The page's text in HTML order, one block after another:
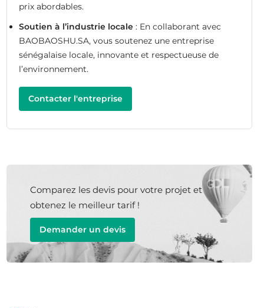
prix abordables.
Soutien à l’industrie locale: En collaborant avec
BAOBAOSHU.SA, vous soutenez une entreprise
sénégalaise locale, innovante et respectueuse de
l’environnement.
Contacter l'entreprise
Comparez les devis pour votre projet et
obtenez le meilleur tarif !
Demander un devis